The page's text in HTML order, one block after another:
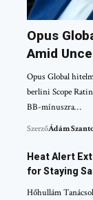
Opus
Amid
Opus Global
berlini Scope
BB-mínuszra…
SzerzőÁdám
Heat Alert
for Staying
Hőhullám